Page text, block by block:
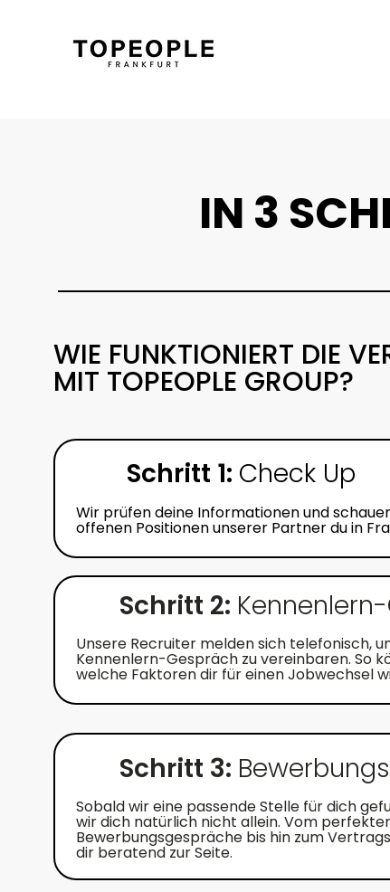
IN 3
WIE FUNKTIONIERT DIE
MIT TOPEOPLE GROUP?
Schritt 1: Check Up
Wir prüfen deine Informationen und
offenen Positionen unserer Partner du in
Unsere Recruiter melden sich telefonisch,
Kennenlern-Gespräch zu vereinbaren. So
welche Faktoren dir für einen Jobwechsel
Schritt 2:
Schritt 3:
Sobald wir eine passende Stelle für dich
wir dich natürlich nicht allein. Vom
Bewerbungsgespräche bis hin zum
dir beratend zur Seite.